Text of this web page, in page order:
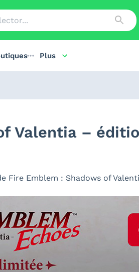
Plus
Valentia –
Fire Emblem : Shadows of